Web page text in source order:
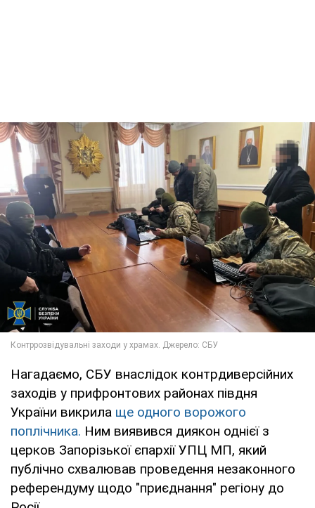
Нагадаємо, СБУ внаслідок контрдиверсійних
заходів у прифронтових районах півдня
України викрила ще одного ворожого
поплічника. Ним виявився диякон однієї з
церков Запорізької єпархії УПЦ МП, який
публічно схвалював проведення незаконного
референдуму щодо "приєднання" регіону до